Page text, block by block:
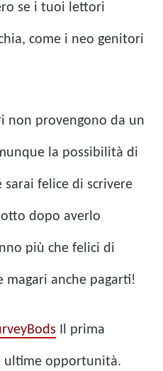
se i tuoi lettori
come i neo genitori
non provengono da un
la possibilità di
felice di scrivere
dopo averlo
più che felici di
magari anche pagarti!
Il prima
ultime opportunità.